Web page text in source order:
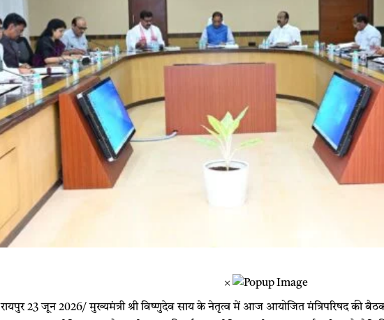
×
रायपुर 23 जून 2026/ मुख्यमंत्री श्री विष्णुदेव साय के नेतृत्व में आज आयोजित मंत्रिपरिषद की